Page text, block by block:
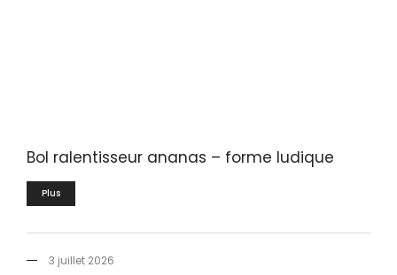
Bol ralentisseur ananas – forme ludique
Plus
3 juillet 2026